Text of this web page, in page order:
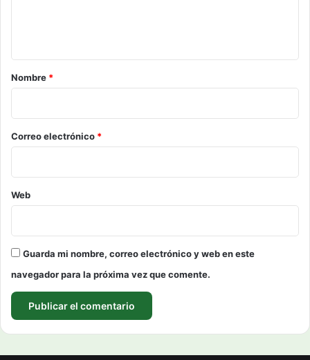
r
o
*
Nombre *
Correo electrónico *
Web
Guarda mi nombre, correo electrónico y web en este
navegador para la próxima vez que comente.